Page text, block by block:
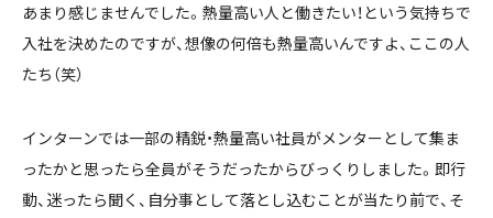
あまり感じませんでした。熱量高い人と働きたい！という気持ちで
入社を決めたのですが、想像の何倍も熱量高いんですよ、ここの人
たち（笑）
インターンでは一部の精鋭・熱量高い社員がメンターとして集ま
ったかと思ったら全員がそうだったからびっくりしました。即行
動、迷ったら聞く、自分事として落とし込むことが当たり前で、そ